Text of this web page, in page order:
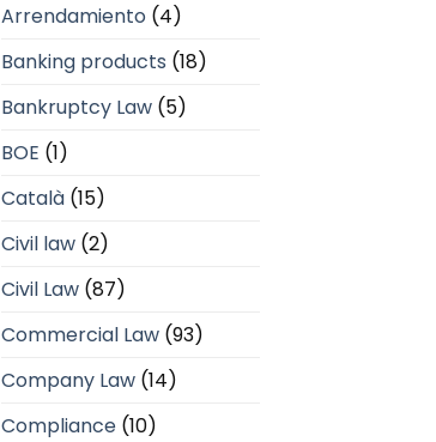
Arrendamiento (4)
Banking products (18)
Bankruptcy Law(5)
BOE (1)
Català(15)
Civil law(2)
Civil Law(87)
Commercial Law(93)
Company Law(14)
Compliance(10)